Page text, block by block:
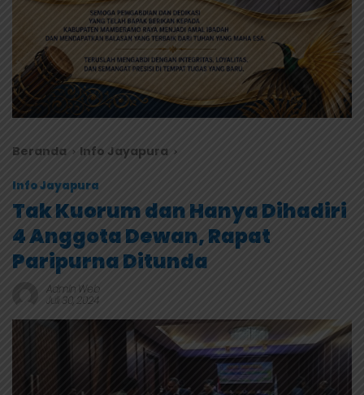
Beranda Info Jayapura
Info Jayapura
Tak Kuorum dan Hanya Dihadiri
4 Anggota Dewan, Rapat
Paripurna Ditunda
Admin Web
Juli 30, 2024